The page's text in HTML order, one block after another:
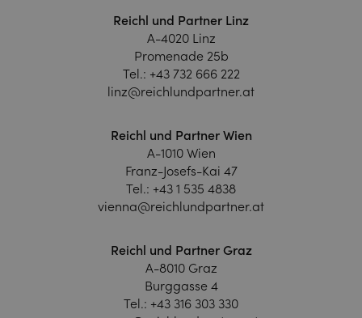
Reichl und Partner Linz
A-4020 Linz
Promenade 25b
Tel.: +43 732 666 222
linz@reichlundpartner.at
Reichl und Partner Wien
A-1010 Wien
Franz-Josefs-Kai 47
Tel.: +43 1 535 4838
vienna@reichlundpartner.at
Reichl und Partner Graz
A-8010 Graz
Burggasse 4
Tel.: +43 316 303 330